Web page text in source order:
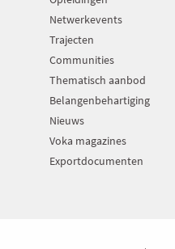
Netwerkevents
Trajecten
Communities
Thematisch aanbod
Belangenbehartiging
Nieuws
Voka magazines
Exportdocumenten